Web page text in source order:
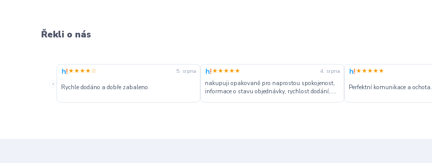
Řekli o nás
«
★★★★☆ 5. srpna
Rychle dodáno a dobře zabaleno.
★★★★★ 4. srpna
nakupuji opakovaně pro naprostou spokojenost,
informace o stavu objednávky, rychlost dodání,....
★★★★★
Perfektní komunikace a ochota.